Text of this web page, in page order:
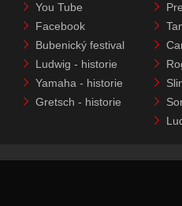
You Tube
Facebook
Bubenický festival
Ludwig - historie
Yamaha - historie
Gretsch - historie